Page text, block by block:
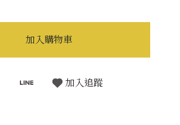
加入購物車
加入追蹤